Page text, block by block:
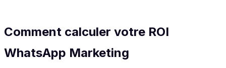
Comment calculer votre ROI
WhatsApp Marketing